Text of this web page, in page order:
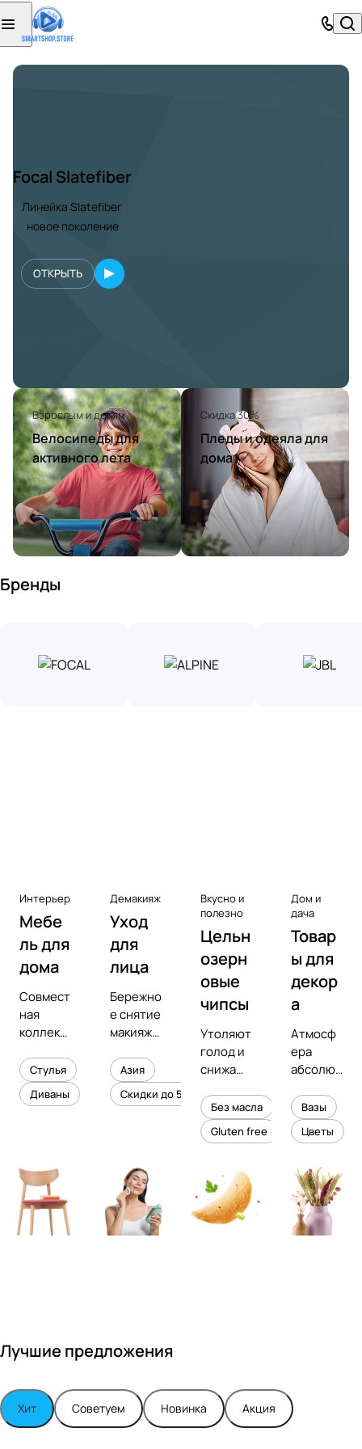
Focal Slatefiber
Линейка Slatefiber
новое поколение
ОТКРЫТЬ
Взрослым и детям
Велосипеды для
активного лета
Скидка 30%
Пледы и одеяла для
дома
Бренды
Интерьер
Мебе
ль для
дома
Совмест
ная
коллекц
предмет
ным
дизайне
Турским
Стулья
Диваны
Демакияж
Уход
для
лица
Бережно
е снятие
макияжа
увлажне
ние
кожи
Азия
Скидки до 50%
Вкусно и
полезно
Цельн
озерн
овые
чипсы
Утоляют
голод и
снижают
холесте
рина
Без масла
Gluten free
Дом и
дача
Товар
ы для
декор
а
Атмосф
ера
абсолют
уюта в
вашем
интерье
Вазы
Цветы
Лучшие предложения
Хит Советуем Новинка Акция